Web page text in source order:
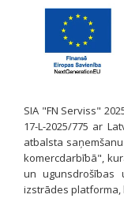
SIA "FN Serviss"
17-L-2025/775 ar
atbalsta
komercdarbībā",
un ugunsdrošības
izstrādes